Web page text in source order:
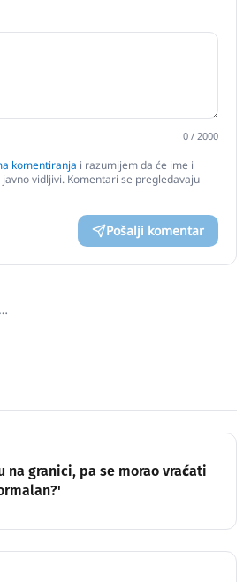
0 / 2000
komentiranja i razumijem da će ime i
vidljivi. Komentari se pregledavaju
Pošalji komentar
na granici, pa se morao vraćati